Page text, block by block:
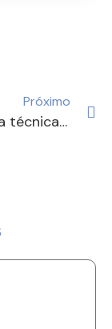
Próximo
Conheça a técnica Endolaser, a nova tecnologia do mercado